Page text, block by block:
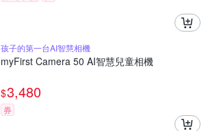
孩子的第一台AI智慧相機
myFirst Camera 50 AI智慧兒童相機
$3,480
券